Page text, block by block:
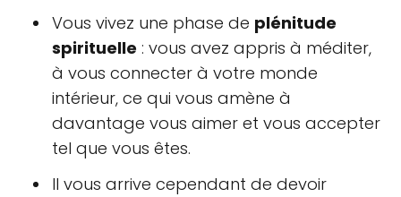
Vous vivez une phase de plénitude
spirituelle : vous avez appris à méditer,
à vous connecter à votre monde
intérieur, ce qui vous amène à
davantage vous aimer et vous accepter
tel que vous êtes.
Il vous arrive cependant de devoir